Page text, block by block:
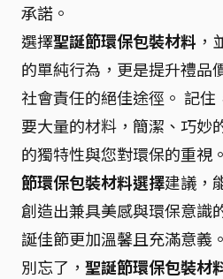
承諾。
選擇聖誕節環保包裝材料 ，
的單純行為，更是提升禮品
社會責任的絕佳途徑。 記
要大量的材料，簡潔、巧妙
的獨特性與您對環保的重視
節環保包裝材料選擇建議，
創造出兼具美感與環保意識
誕佳節更加溫馨且充滿意義。
別忘了， 聖誕節環保包裝材